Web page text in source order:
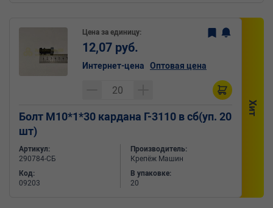
Хит
Болт М10*1*30 кардана Г-3110 в сб(уп. 20
шт)
Артикул:
290784-СБ
Код:
09203
Производитель:
Крепёж Машин
В упаковке:
20
Цена за единицу:
12,07 руб.
Интернет-цена Оптовая цена